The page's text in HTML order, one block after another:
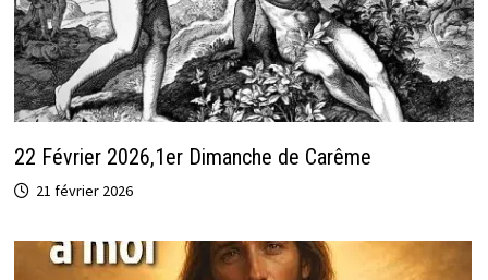
22 Février 2026,1er Dimanche de Carême
21 février 2026